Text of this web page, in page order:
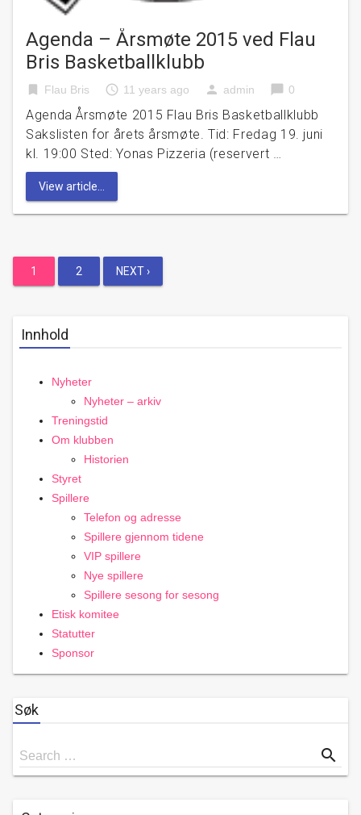
Agenda – Årsmøte 2015 ved Flau
Bris Basketballklubb
bookmark Flau Bris access_time 11 years ago person admin 0
Agenda Årsmøte 2015 Flau Bris Basketballklubb
Sakslisten for årets årsmøte. Tid: Fredag 19. juni
kl. 19:00 Sted: Yonas Pizzeria (reservert …
View article...
Posts
1 2 NEXT ›
Innhold
Nyheter
Nyheter – arkiv
Treningstid
Om klubben
Historien
Styret
Spillere
Telefon og adresse
Spillere gjennom tidene
VIP spillere
Nye spillere
Spillere sesong for sesong
Etisk komitee
Statutter
Sponsor
Søk
Search
for
Search … search